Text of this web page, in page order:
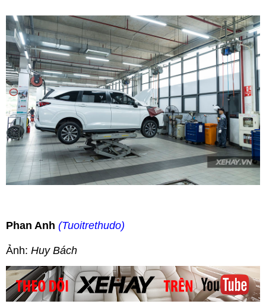
Phan Anh (Tuoitrethudo)
Ảnh: Huy Bách